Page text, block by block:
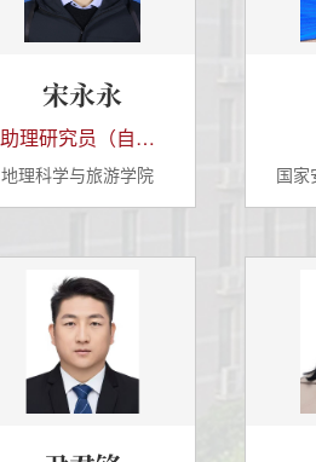
宋永永
助理研究员（自然科学）
地理科学与旅游学院